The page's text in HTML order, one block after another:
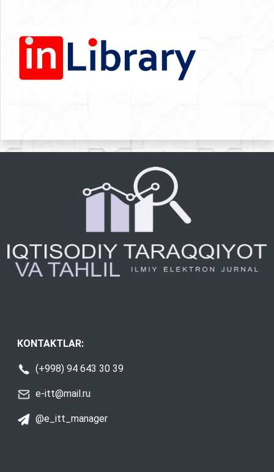
KONTAKTLAR:
(+998) 94 643 30 39
e-itt@mail.ru
@e_itt_manager